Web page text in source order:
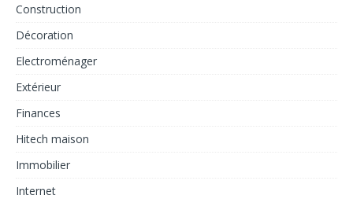
Construction
Décoration
Electroménager
Extérieur
Finances
Hitech maison
Immobilier
Internet